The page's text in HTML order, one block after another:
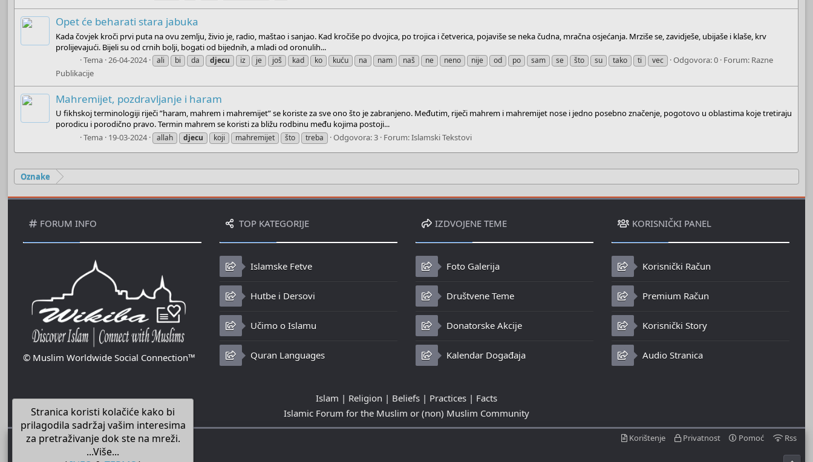
Opet će beharati stara jabuka
Kada čovjek kroči prvi puta na ovu zemlju, živio je, radio, maštao i sanjao. Kad kročiše po dvojica, po trojica i četverica, pojaviše se neka čudna, mračna osjećanja. Mrziše se, zavidješe, ubijaše i klaše, krv
prolijevajući. Bijeli su od crnih bolji, bogati od bijednih, a mladi od oronulih...
Tema 26-04-2024 ali bi da djecu iz je još kad ko kuću na nam naš ne neno nije od po sam se što su tako ti vec Odgovora: 0 Forum: Razne
Publikacije
Mahremijet, pozdravljanje i haram
U fikhskoj terminologiji riječi ”haram, mahrem i mahremijet” se koriste za sve ono što je zabranjeno. Međutim, riječi mahrem i mahremijet nose i jedno posebno značenje, pogotovo u oblastima koje tretiraju
porodicu i porodično pravo. Termin mahrem se koristi za bližu rodbinu među kojima postoji...
Tema 19-03-2024 allah djecu koji mahremijet što treba Odgovora: 3 Forum:Islamski Tekstovi
Oznake
FORUM INFO
© Muslim Worldwide Social Connection™
TOP KATEGORIJE
Islamske Fetve
Hutbe i Dersovi
Učimo o Islamu
Quran Languages
IZDVOJENE TEME
Foto Galerija
Društvene Teme
Donatorske Akcije
Kalendar Događaja
KORISNIČKI PANEL
Korisnički Račun
Premium Račun
Korisnički Story
Audio Stranica
Islam | Religion | Beliefs | Practices | Facts
Islamic Forum for the Muslim or (non) Muslim Community
Korištenje Privatnost Pomoć Rss
Stranica koristi kolačiće kako bi
prilagodila sadržaj vašim interesima
za pretraživanje dok ste na mreži.
...Više...